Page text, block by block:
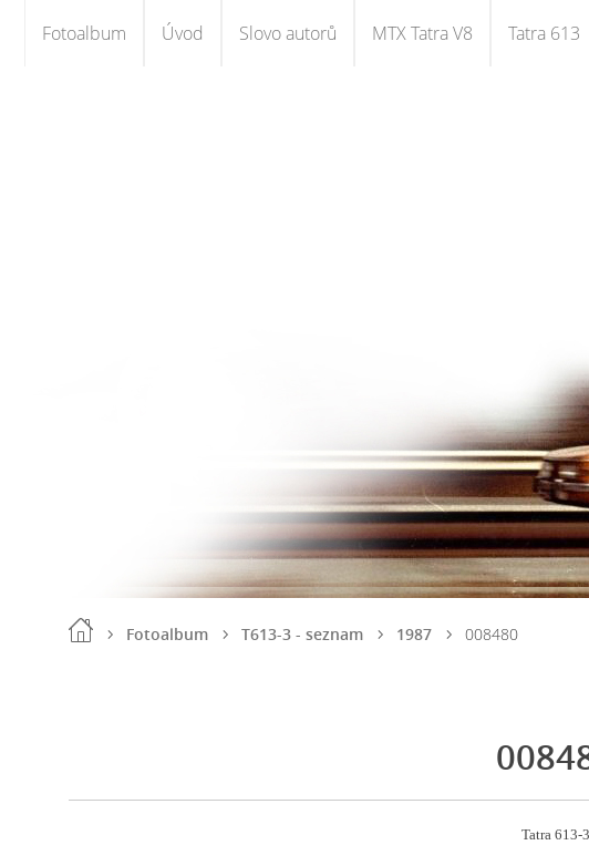
Fotoalbum Úvod Slovo autorů MTX Tatra V8 Tatra 613
Fotoalbum T613-3 - seznam 1987 008480
Tatra 613-3